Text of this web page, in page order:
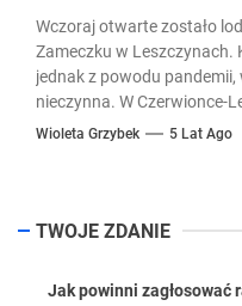
Wczoraj otwarte zostało
Zameczku w Leszczynach.
jednak z powodu pandemii,
nieczynna. W Czerwionce-
Wioleta Grzybek 5 Lat Ago
TWOJE ZDANIE
Jak powinni zagłosować